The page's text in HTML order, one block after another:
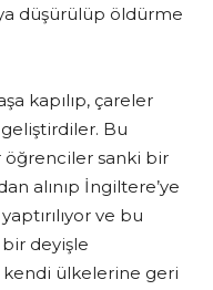
düşürülüp öldürme
kapılıp, çareler
Bu
sanki bir
alınıp İngiltere’ye
ve bu
bir deyişle
kendi ülkelerine geri